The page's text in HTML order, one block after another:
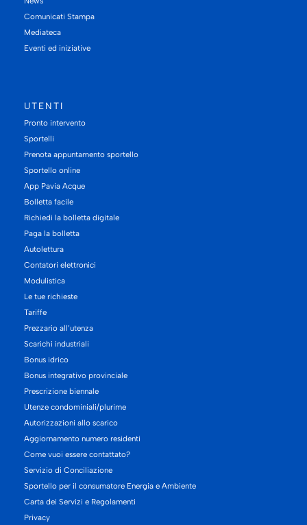
Comunicati Stampa
Mediateca
Eventi ed iniziative
UTENTI
Pronto intervento
Sportelli
Prenota appuntamento sportello
Sportello online
App Pavia Acque
Bolletta facile
Richiedi la bolletta digitale
Paga la bolletta
Autolettura
Contatori elettronici
Modulistica
Le tue richieste
Tariffe
Prezzario all’utenza
Scarichi industriali
Bonus idrico
Bonus integrativo provinciale
Prescrizione biennale
Utenze condominiali/plurime
Autorizzazioni allo scarico
Aggiornamento numero residenti
Come vuoi essere contattato?
Servizio di Conciliazione
Sportello per il consumatore Energia e Ambiente
Carta dei Servizi e Regolamenti
Privacy